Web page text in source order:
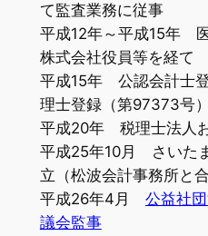
て監査業務に従事
平成12年～平成15年
株式会社役員等を経て
平成15年 公認会計士
理士登録（第97373号）
平成20年 税理士法人
平成25年10月 さいた
立（松波会計事務所と合
平成26年4月 公益社
議会監事